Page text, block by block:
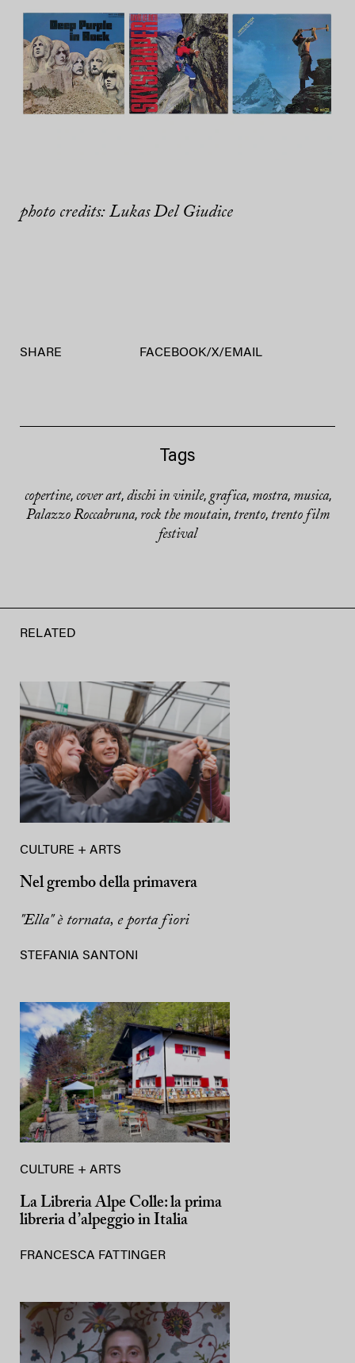
photo credits: Lukas Del Giudice
SHARE FACEBOOK/X/ EMAIL
Tags
copertine, cover art, dischi in vinile, grafica, mostra, musica,
Palazzo Roccabruna, rock the moutain, trento, trento film
festival
RELATED
CULTURE + ARTS
Nel grembo della primavera
"Ella" è tornata, e porta fiori
STEFANIA SANTONI
CULTURE + ARTS
La Libreria Alpe Colle: la prima
libreria d’alpeggio in Italia
FRANCESCA FATTINGER